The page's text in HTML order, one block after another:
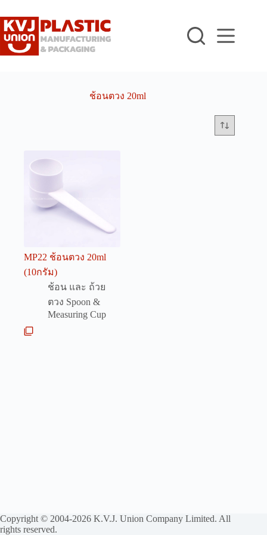
to
content
ช้อนตวง 20ml
MP22 ช้อนตวง 20ml
(10กรัม)
ช้อน และ ถ้วย
ตวง Spoon &
Measuring Cup
Copyright © 2004-2026 K.V.J. Union Company Limited. All
rights reserved.